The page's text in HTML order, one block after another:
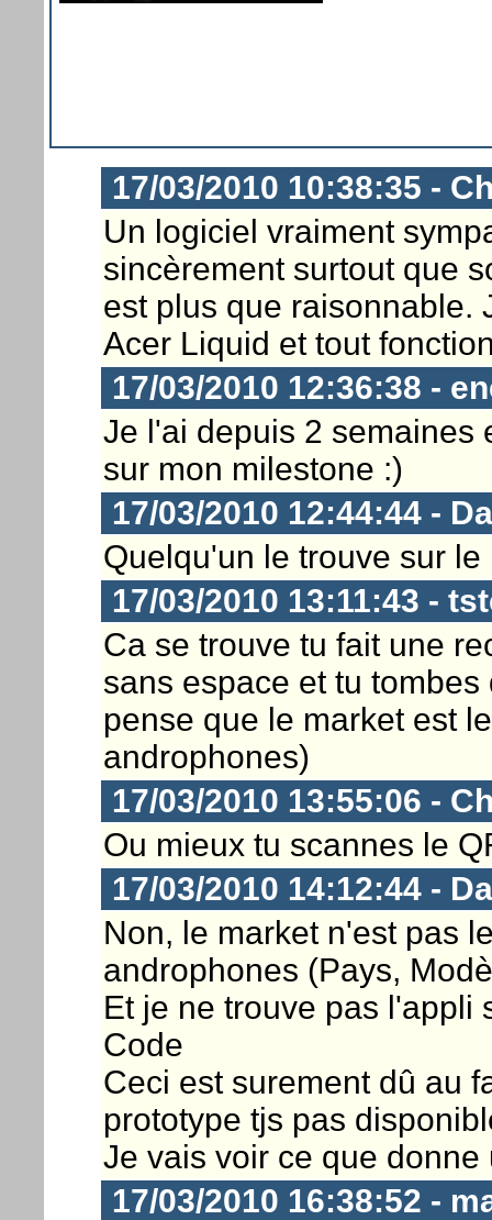
17/03/2010 10:38:35 -
Un logiciel vraiment
sincèrement surtout que
est plus que raisonnable.
Acer Liquid et tout
17/03/2010 12:36:38 -
Je l'ai depuis 2 semaines
sur mon milestone :)
17/03/2010 12:44:44 -
Quelqu'un le trouve sur
17/03/2010 13:11:43 -
Ca se trouve tu fait une
sans espace et tu
pense que le market est
androphones)
17/03/2010 13:55:06 -
Ou mieux tu scannes le
17/03/2010 14:12:44 -
Non, le market n'est pas
androphones (Pays,
Et je ne trouve pas l'appli
Code
Ceci est surement dû au
prototype tjs pas
Je vais voir ce que
17/03/2010 16:38:52 -